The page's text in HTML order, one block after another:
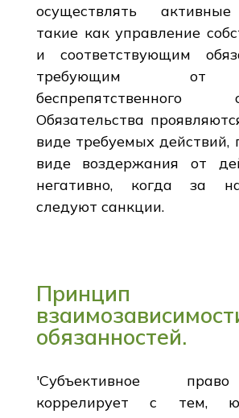
осуществлять
такие как управление
и соответствующим
требующим от
беспрепятственного
Обязательства
виде требуемых действий,
виде воздержания от
негативно, когда за
следуют санкции.
Принцип
обязанностей.
'Субъективное
коррелирует с тем,